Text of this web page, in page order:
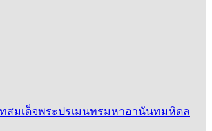
สมเด็จพระปรเมนทรมหาอานันทมหิดล